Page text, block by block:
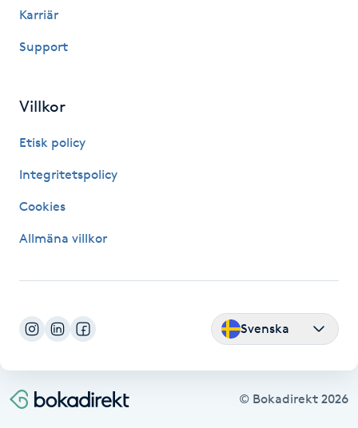
Gravidyoga
Gua Sha-massage
Hatha Yoga
Headspa
Hollywood Peel
Karriär
Support
Villkor
Etisk policy
Integritetspolicy
Cookies
Allmäna villkor
Svenska
© Bokadirekt 2026